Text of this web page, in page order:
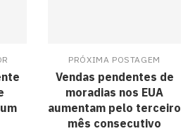
PRÓXIMA POSTAGEM
Vendas pendentes de
moradias nos EUA
aumentam pelo terceiro
mês consecutivo